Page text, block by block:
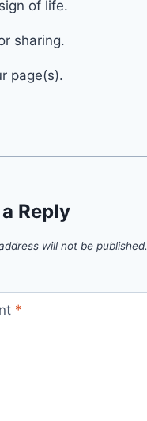
of life.
sharing.
page(s).
Reply
will not be published.
*